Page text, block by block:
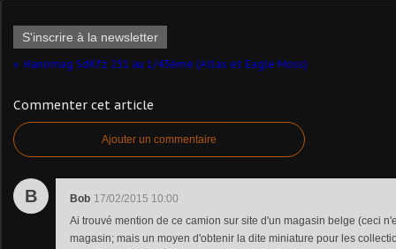
S'inscrire à la newsletter
Hanomag SdKfz 251 au 1/43ème (Atlas et Eagle Moss)
Commenter cet article
Ajouter un commentaire
B Bob 17/02/2015 10:00
Ai trouvé mention de ce camion sur site d'un magasin belge (ceci
magasin; mais un moyen d'obtenir la dite miniature pour les